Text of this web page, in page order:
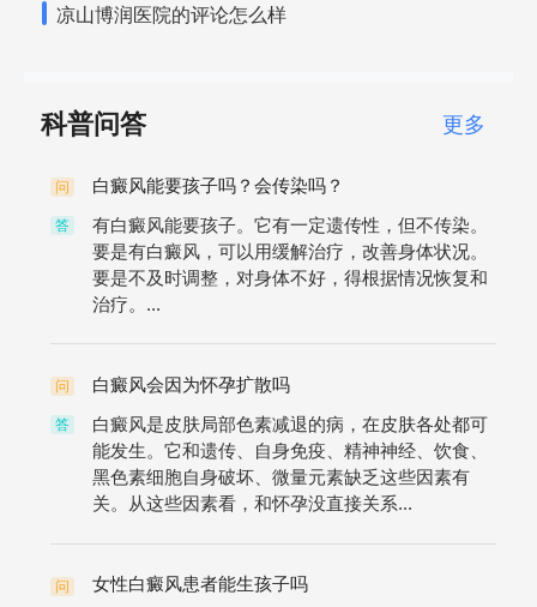
凉山博润医院的评论怎么样
科普问答 更多
问 白癜风能要孩子吗？会传染吗？
答
有白癜风能要孩子。它有一定遗传性，但不传染。
要是有白癜风，可以用缓解治疗，改善身体状况。
要是不及时调整，对身体不好，得根据情况恢复和
治疗。...
问 白癜风会因为怀孕扩散吗
答
白癜风是皮肤局部色素减退的病，在皮肤各处都可
能发生。它和遗传、自身免疫、精神神经、饮食、
黑色素细胞自身破坏、微量元素缺乏这些因素有
关。从这些因素看，和怀孕没直接关系...
问 女性白癜风患者能生孩子吗